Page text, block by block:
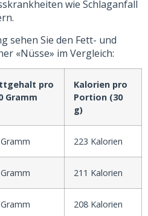
wie Schlaganfall
sehen Sie den Fett- und
«Nüsse» im Vergleich:
pro
Gramm
Kalorien pro
Portion (30
g)
223 Kalorien
211 Kalorien
208 Kalorien